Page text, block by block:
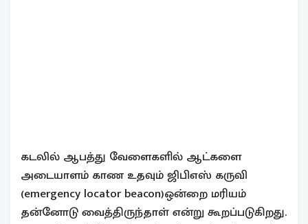
கடலில் ஆபத்து வேளைகளில் ஆட்களை
அடையாளம் காண உதவும் ஜிபிஎஸ் கருவி
(emergency locator beacon)ஒன்றை மரியம்
தன்னோடு வைத்திருந்தாள் என்று கூறப்படுகிறது.